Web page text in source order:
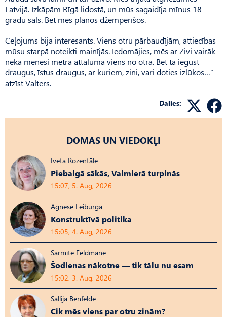
Latvijā. Izkāpām Rīgā lidostā, un mūs sagaidīja mīnus 18
grādu sals. Bet mēs plānos džemperīšos.
Ceļojums bija interesants. Viens otru pārbaudījām, attiecības
mūsu starpā noteikti mainījās. Iedomājies, mēs ar Zivi vairāk
nekā mēnesi metra attālumā viens no otra. Bet tā iegūst
draugus, īstus draugus, ar kuriem, zini, vari doties izlūkos…”
atzīst Valters.
Dalies:
DOMAS UN VIEDOKĻI
Iveta Rozentāle
Piebalgā sākās, Valmierā turpinās
15:07, 5. Aug, 2026
Agnese Leiburga
Konstruktīvā politika
15:05, 4. Aug, 2026
Sarmīte Feldmane
Šodienas nākotne — tik tālu nu esam
15:02, 3. Aug, 2026
Sallija Benfelde
Cik mēs viens par otru zinām?